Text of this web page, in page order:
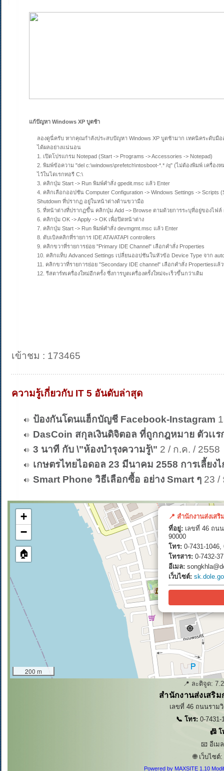
แก้ปัญหา Windows XP บูตช้า
ลองดูนี่ครับ หากคุณกำลังประสบปัญหา Windows XP บูตช้ามาก เทคนิคระดับมื
ได้ผลอย่างแน่นอน
1. เปิดโปรแกรม Notepad (Start -> Programs -> Accessories -> Notepad)
2. พิมพ์ข้อความ "del c:\windows\prefetch\ntosboot-*.* /q" (ไม่ต้องพิมพ์ เครื่อง
ไว้ในไดเรกทอรี C:\
3. คลิกปุ่ม Start -> Run พิมพ์คำสั่ง gpedit.msc แล้ว Enter
4. คลิกเลือกออปชัน Computer Configuration -> Windows Settings ->
Shutdown ที่ปรากฏ อยู่ในหน้าต่างด้านขวามือ
5. ที่หน้าต่างที่ปรากฏขึ้น คลิกปุ่ม Add –> Browse ตามด้วยการระบุที่อยู่ของไฟล์
6. คลิกปุ่ม OK -> Apply -> OK เพื่อปิดหน้าต่าง
7. คลิกปุ่ม Start -> Run พิมพ์คำสั่ง devmgmt.msc แล้ว Enter
8. ดับเบิลคลิกที่รายการ IDE ATA/ATAPI controllers
9. คลิกขวาที่รายการย่อย "Primary IDE Channel" เลือกคำสั่ง Properties
10. คลิกแท็บ Advanced Settings เปลี่ยนออปชันในหัวข้อ Device Type จาก
11. คลิกขวาที่รายการย่อย "Secondary IDE channel" เลือกคำสั่ง Propertiesแ
12. รีสตาร์ทเครื่องใหม่อีกครั้ง ซึ่งการบูตเครื่องครั้งใหม่จะเร็วขึ้นกว่าเดิม
เข้าชม : 173465
ความรู้เกี่ยวกับ IT 5 อันดับล่าสุด
ป้องกันโดนแฮ็กบัญชี Facebook-Instagram
DasCoin สกุลเงินดิจิตอล ที่ถูกกฎหมาย ตัวเเร
3 นาที กับ \"ห้องบำรุงความรู้\" 2 / ก.ค. / 2558
เกษตรไทยไอดอล 23 มีนาคม 2558 การเลี้ยง
Smart Phone วิธีเลือกซื้อ อย่าง Smart ๆ 23 /
📍 สำนักงานส่งเส
ที่อยู่: เลขที่ 46 ถน
90000
โทร: 0-7431-1046,
โทรสาร: 0-7432-
อีเมล:
เว็บไซต์:
+
−
🏠
200 m
📍 ละติจูด:
สำนักงานส่งเสริ
เลขที่ 46 ถนนราม
📞 โทร:0-7431-
📠 โ
📧 อีเม
🌐 เว็บไซต์:
Powered by MAXSITE 1.10